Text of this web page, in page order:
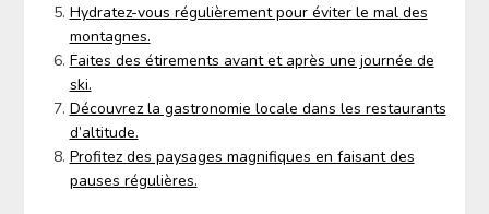
Hydratez-vous régulièrement pour éviter le mal des
montagnes.
Faites des étirements avant et après une journée de
ski.
Découvrez la gastronomie locale dans les restaurants
d’altitude.
Profitez des paysages magnifiques en faisant des
pauses régulières.